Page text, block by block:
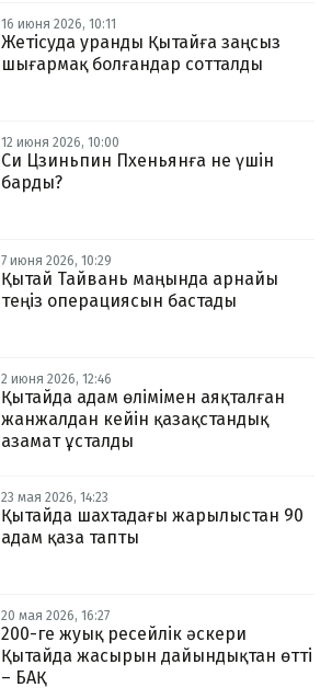
16 июня 2026, 10:11
Жетісуда уранды Қытайға заңсыз
шығармақ болғандар сотталды
12 июня 2026, 10:00
Си Цзиньпин Пхеньянға не үшін
барды?
7 июня 2026, 10:29
Қытай Тайвань маңында арнайы
теңіз операциясын бастады
2 июня 2026, 12:46
Қытайда адам өлімімен аяқталған
жанжалдан кейін қазақстандық
азамат ұсталды
23 мая 2026, 14:23
Қытайда шахтадағы жарылыстан 90
адам қаза тапты
20 мая 2026, 16:27
200-ге жуық ресейлік әскери
Қытайда жасырын дайындықтан өтті
– БАҚ